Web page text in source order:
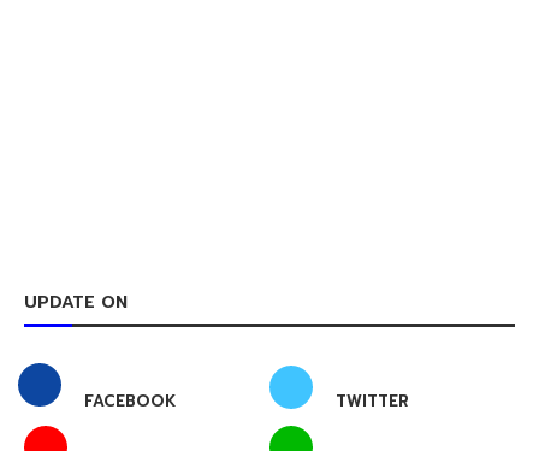
UPDATE ON
FACEBOOK TWITTER